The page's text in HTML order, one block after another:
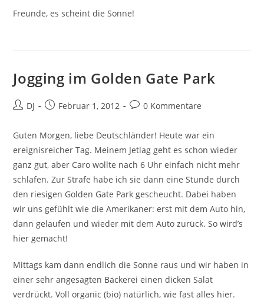
Freunde, es scheint die Sonne!
Jogging im Golden Gate Park
Beitrags-
DJ
BeitragFebruar 1, 2012
Beitrags-
0 Kommentare
Guten Morgen, liebe Deutschländer! Heute war ein
ereignisreicher Tag. Meinem Jetlag geht es schon wieder
ganz gut, aber Caro wollte nach 6 Uhr einfach nicht mehr
schlafen. Zur Strafe habe ich sie dann eine Stunde durch
den riesigen Golden Gate Park gescheucht. Dabei haben
wir uns gefühlt wie die Amerikaner: erst mit dem Auto hin,
dann gelaufen und wieder mit dem Auto zurück. So wird’s
hier gemacht!
Mittags kam dann endlich die Sonne raus und wir haben in
einer sehr angesagten Bäckerei einen dicken Salat
verdrückt. Voll organic (bio) natürlich, wie fast alles hier.